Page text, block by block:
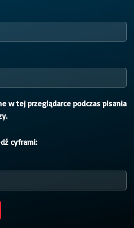
w tej przeglądarce podczas pisania
cyframi: